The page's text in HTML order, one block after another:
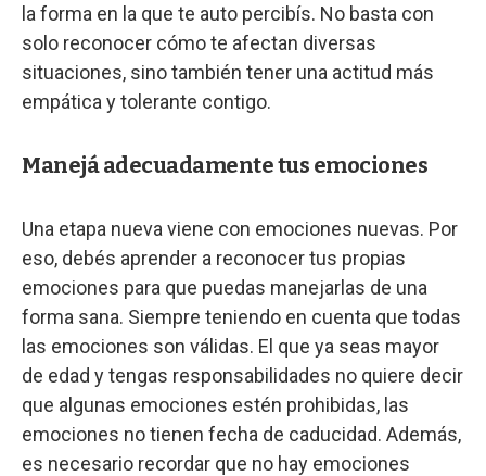
la forma en la que te auto percibís. No basta con
solo reconocer cómo te afectan diversas
situaciones, sino también tener una actitud más
empática y tolerante contigo.
Manejá adecuadamente tus emociones
Una etapa nueva viene con emociones nuevas. Por
eso, debés aprender a reconocer tus propias
emociones para que puedas manejarlas de una
forma sana. Siempre teniendo en cuenta que todas
las emociones son válidas. El que ya seas mayor
de edad y tengas responsabilidades no quiere decir
que algunas emociones estén prohibidas, las
emociones no tienen fecha de caducidad. Además,
es necesario recordar que no hay emociones